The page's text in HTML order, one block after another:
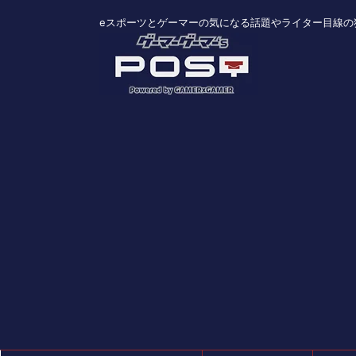
eスポーツとゲーマーの気になる話題やライター目線の